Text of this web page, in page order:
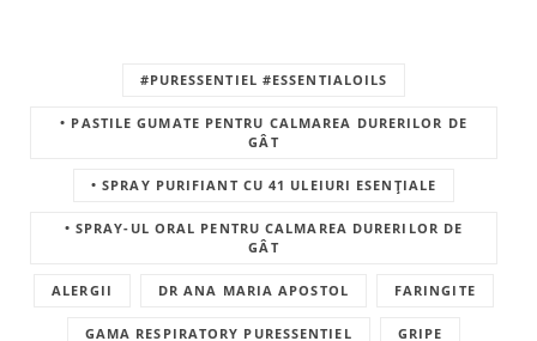
#PURESSENTIEL #ESSENTIALOILS
• PASTILE GUMATE PENTRU CALMAREA DURERILOR DE
GÂT
• SPRAY PURIFIANT CU 41 ULEIURI ESENȚIALE
• SPRAY-UL ORAL PENTRU CALMAREA DURERILOR DE
GÂT
ALERGII DR ANA MARIA APOSTOL FARINGITE
GAMA RESPIRATORY PURESSENTIEL GRIPE